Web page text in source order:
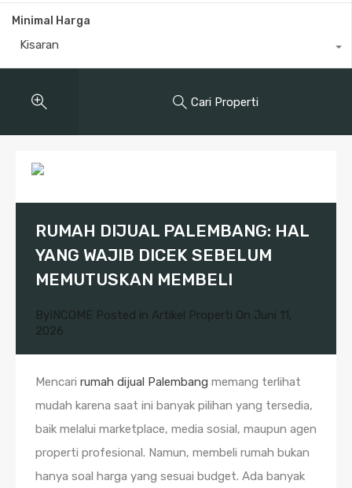
Minimal Harga
Kisaran
Cari Properti
RUMAH DIJUAL PALEMBANG: HAL
YANG WAJIB DICEK SEBELUM
MEMUTUSKAN MEMBELI
ByINCOME Posted in Artikel Properti On Juni 11,
2026
Mencari rumah dijual Palembang memang terlihat
mudah karena saat ini banyak pilihan yang tersedia,
baik melalui marketplace, media sosial, maupun agen
properti profesional. Namun, membeli rumah bukan
hanya soal harga yang sesuai budget. Ada banyak